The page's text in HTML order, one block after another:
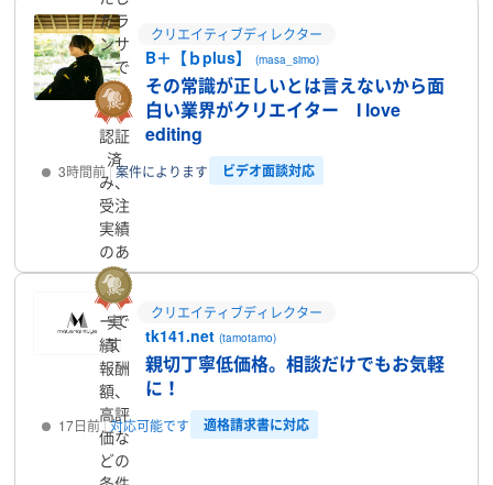
たラ
ンサ
ーで
す
クリエイティブディレクター
B＋【ｂplus】(masa_simo)
その常識が正しいとは言えないから面
白い業界がクリエイター I love
editing
3時間前 案件によります ビデオ面談対応
認証
済
み、
受注
実績
のあ
るラ
ンサ
ーで
す
クリエイティブディレクター
tk141.net(tamotamo)
親切丁寧低価格。相談だけでもお気軽
に！
17日前 対応可能です 適格請求書に対応
実
績、
報酬
額、
高評
価な
どの